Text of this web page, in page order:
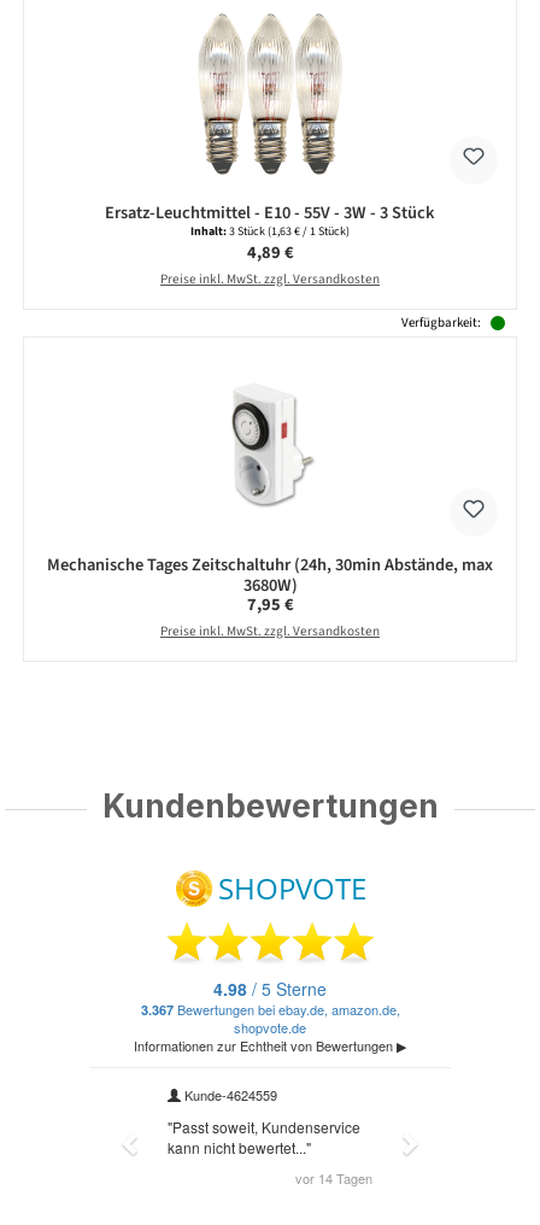
Ersatz-Leuchtmittel - E10 - 55V - 3W - 3 Stück
Inhalt:3 Stück(1,63 € / 1 Stück)
Regulärer Preis:
4,89 €
Preise inkl. MwSt. zzgl. Versandkosten
Verfügbarkeit:
Mechanische Tages Zeitschaltuhr (24h, 30min Abstände, max
3680W)
Regulärer Preis:
7,95 €
Preise inkl. MwSt. zzgl. Versandkosten
Kundenbewertungen